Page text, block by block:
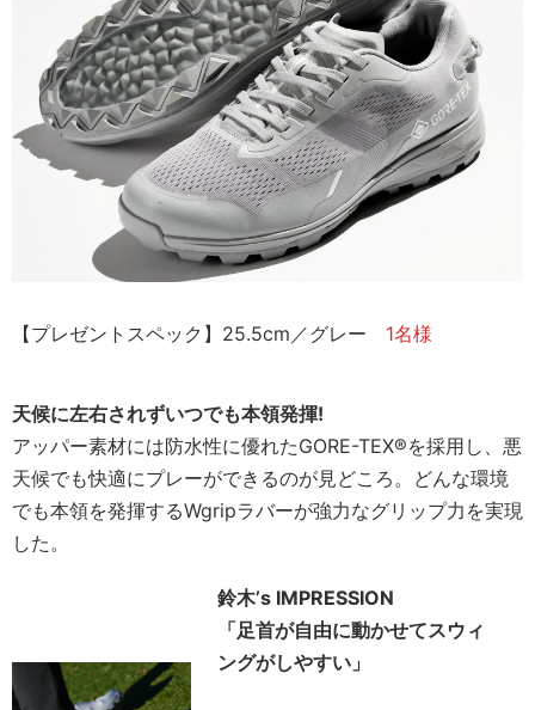
【プレゼントスペック】25.5cm／グレー 1名様
天候に左右されずいつでも本領発揮!
アッパー素材には防水性に優れたGORE-TEX®️を採用し、悪
天候でも快適にプレーができるのが見どころ。どんな環境
でも本領を発揮するWgripラバーが強力なグリップ力を実現
した。
鈴木’s IMPRESSION
「足首が自由に動かせてスウィ
ングがしやすい」